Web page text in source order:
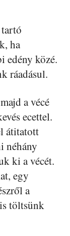
ha
edény közé.
ráadásul.
a vécé
ecettel.
átitatott
néhány
ki a vécét.
egy
a
töltsünk